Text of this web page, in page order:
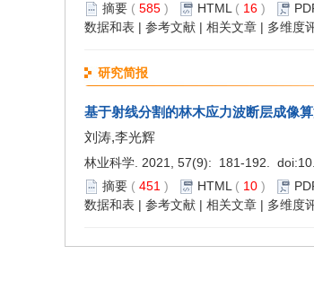
摘要 ( 585 ) HTML ( 16 )
数据和表 | 参考文献 | 相关文章 | 多维度
研究简报
基于射线分割的林木应力波断层成像
刘涛,李光辉
林业科学. 2021, 57(9): 181-192. doi:
摘要 ( 451 ) HTML ( 10 )
数据和表 | 参考文献 | 相关文章 | 多维度